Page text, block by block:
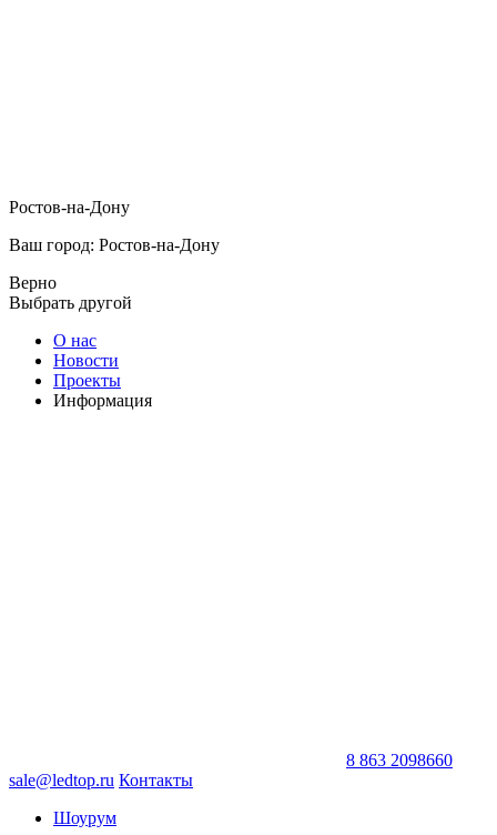
Ростов-на-Дону
Ваш город: Ростов-на-Дону
Верно
Выбрать другой
О нас
Новости
Проекты
Информация
8 863 2098660
sale@ledtop.ru Контакты
Шоурум